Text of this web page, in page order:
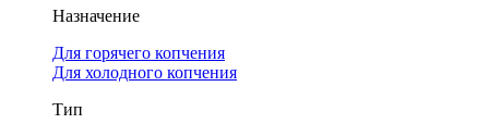
Назначение
Для горячего копчения
Для холодного копчения
Тип